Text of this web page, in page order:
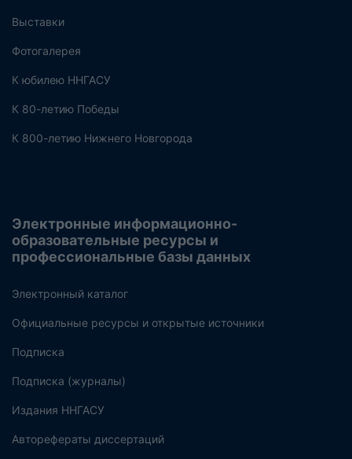
Выставки
Фотогалерея
К юбилею ННГАСУ
К 80-летию Победы
К 800-летию Нижнего Новгорода
Электронные информационно-
образовательные ресурсы и
профессиональные базы данных
Электронный каталог
Официальные ресурсы и открытые источники
Подписка
Подписка (журналы)
Издания ННГАСУ
Авторефераты диссертаций